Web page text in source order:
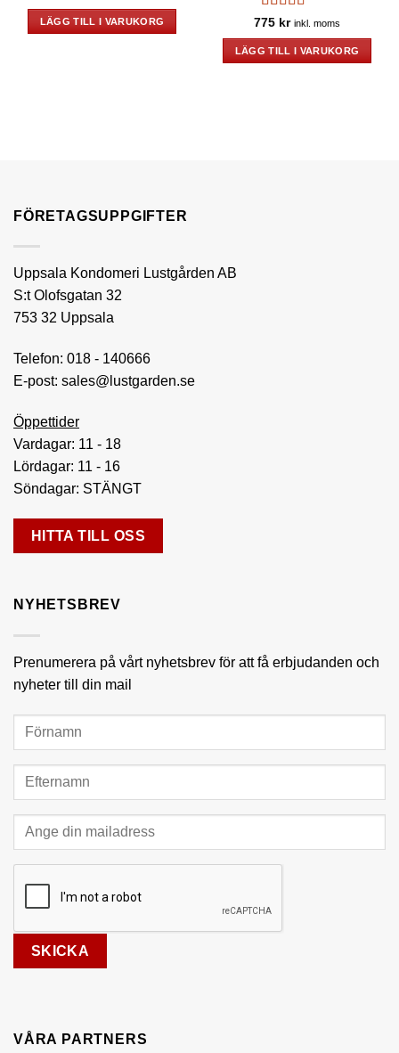
LÄGG TILL I VARUKORG
Betygsatt
4av 5
775 kr inkl. moms
LÄGG TILL I VARUKORG
FÖRETAGSUPPGIFTER
Uppsala Kondomeri Lustgården AB
S:t Olofsgatan 32
753 32 Uppsala
Telefon: 018 - 140666
E-post: sales@lustgarden.se
Öppettider
Vardagar: 11 - 18
Lördagar: 11 - 16
Söndagar: STÄNGT
HITTA TILL OSS
NYHETSBREV
Prenumerera på vårt nyhetsbrev för att få erbjudanden och
nyheter till din mail
VÅRA PARTNERS